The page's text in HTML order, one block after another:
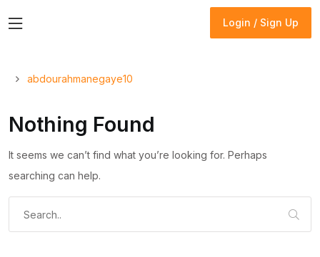
Login / Sign Up
abdourahmanegaye10
Nothing Found
It seems we can’t find what you’re looking for. Perhaps
searching can help.